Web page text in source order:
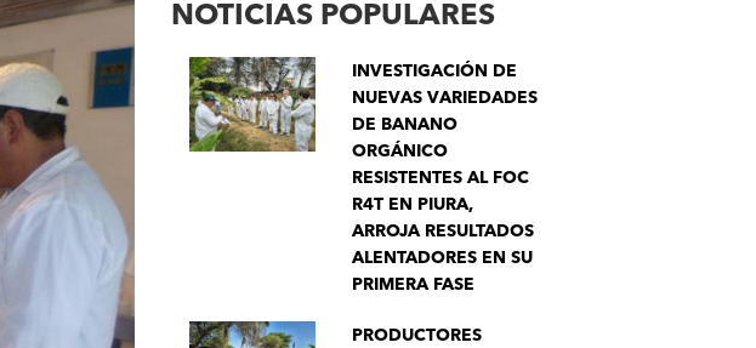
NOTICIAS POPULARES
INVESTIGACIÓN DE
NUEVAS VARIEDADES
DE BANANO
ORGÁNICO
RESISTENTES AL FOC
R4T EN PIURA,
ARROJA RESULTADOS
ALENTADORES EN SU
PRIMERA FASE
PRODUCTORES